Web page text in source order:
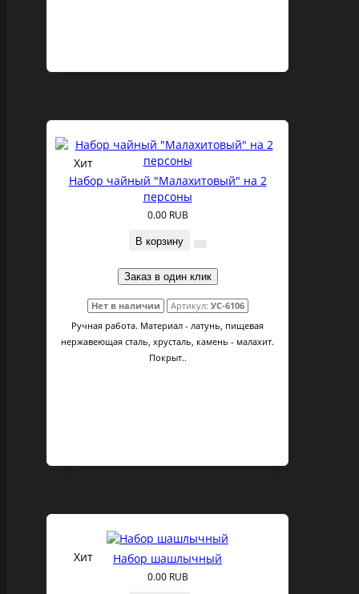
Хит
Набор чайный "Малахитовый" на 2
персоны
0.00 RUB
В корзину
Заказ в один клик
Нет в наличии Артикул: УС-6106
Ручная работа. Материал - латунь, пищевая
нержавеющая сталь, хрусталь, камень - малахит.
Покрыт..
Хит Набор шашлычный
0.00 RUB